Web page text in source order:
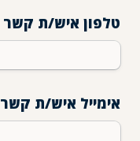
טלפון איש/ת קשר
אימייל איש/ת קשר